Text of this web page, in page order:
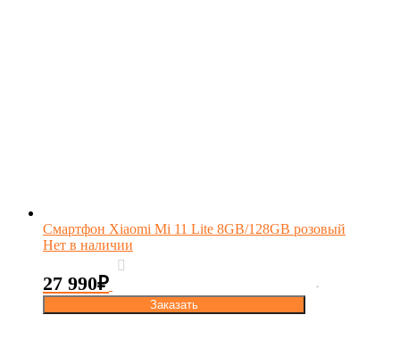
Смартфон Xiaomi Mi 11 Lite 8GB/128GB розовый
Нет в наличии
27 990₽
Заказать